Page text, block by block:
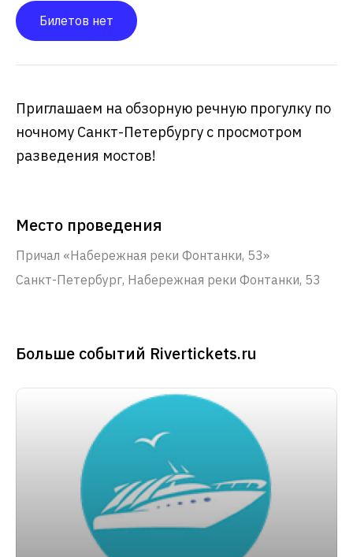
Билетов нет
Приглашаем на обзорную речную прогулку по
ночному Санкт-Петербургу с просмотром
разведения мостов!
Место проведения
Причал «Набережная реки Фонтанки, 53»
Санкт-Петербург, Набережная реки Фонтанки, 53
Больше событий Rivertickets.ru